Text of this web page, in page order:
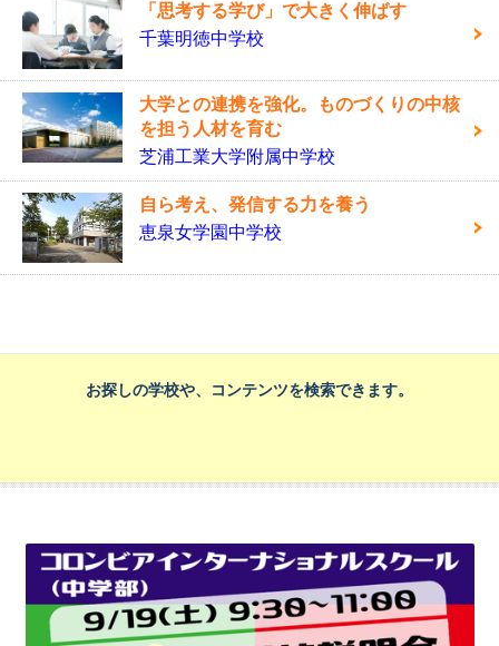
「思考する学び」で大きく伸ばす
千葉明徳中学校
大学との連携を強化。ものづくりの中核
を担う人材を育む
芝浦工業大学附属中学校
自ら考え、発信する力を養う
恵泉女学園中学校
お探しの学校や、コンテンツを検索できます。